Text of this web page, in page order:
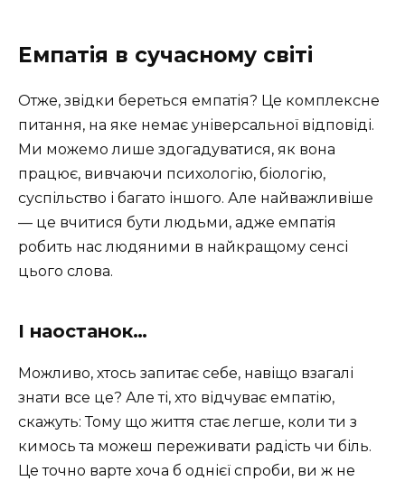
Емпатія в сучасному світі
Отже, звідки береться емпатія? Це комплексне
питання, на яке немає універсальної відповіді.
Ми можемо лише здогадуватися, як вона
працює, вивчаючи психологію, біологію,
суспільство і багато іншого. Але найважливіше
— це вчитися бути людьми, адже емпатія
робить нас людяними в найкращому сенсі
цього слова.
І наостанок…
Можливо, хтось запитає себе, навіщо взагалі
знати все це? Але ті, хто відчуває емпатію,
скажуть: Тому що життя стає легше, коли ти з
кимось та можеш переживати радість чи біль.
Це точно варте хоча б однієї спроби, ви ж не